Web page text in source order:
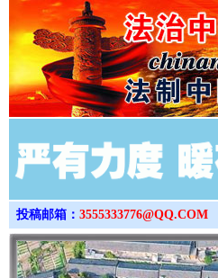
投稿邮箱： 3555333776@QQ.COM